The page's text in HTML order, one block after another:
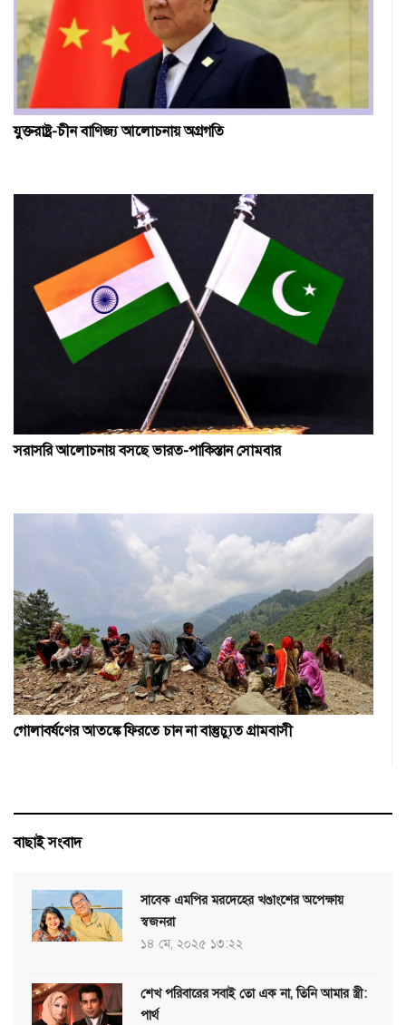
যুক্তরাষ্ট্র-চীন বাণিজ্য আলোচনায় অগ্রগতি
সরাসরি আলোচনায় বসছে ভারত-পাকিস্তান সোমবার
গোলাবর্ষণের আতঙ্কে ফিরতে চান না বাস্তুচ্যুত গ্রামবাসী
বাছাই সংবাদ
সাবেক এমপির মরদেহের খণ্ডাংশের অপেক্ষায়
স্বজনরা
১৪ মে, ২০২৫ ১৩:২২
শেখ পরিবারের সবাই তো এক না, তিনি আমার স্ত্রী:
পার্থ